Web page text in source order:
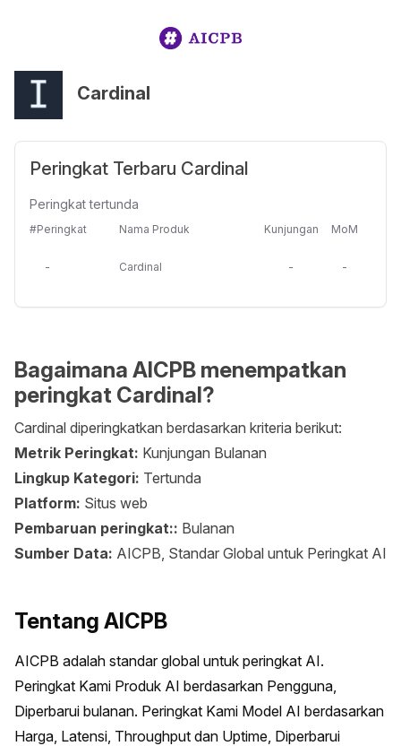
Cardinal
Peringkat Terbaru Cardinal
Peringkat tertunda
#Peringkat Nama Produk Kunjungan MoM
- Cardinal - -
Bagaimana AICPB menempatkan
peringkat Cardinal?
Cardinal diperingkatkan berdasarkan kriteria berikut:
Metrik Peringkat: Kunjungan Bulanan
Lingkup Kategori: Tertunda
Platform: Situs web
Pembaruan peringkat:: Bulanan
Sumber Data: AICPB, Standar Global untuk Peringkat AI
Tentang AICPB
AICPB adalah standar global untuk peringkat AI.
Peringkat Kami Produk AI berdasarkan Pengguna,
Diperbarui bulanan. Peringkat Kami Model AI berdasarkan
Harga, Latensi, Throughput dan Uptime, Diperbarui